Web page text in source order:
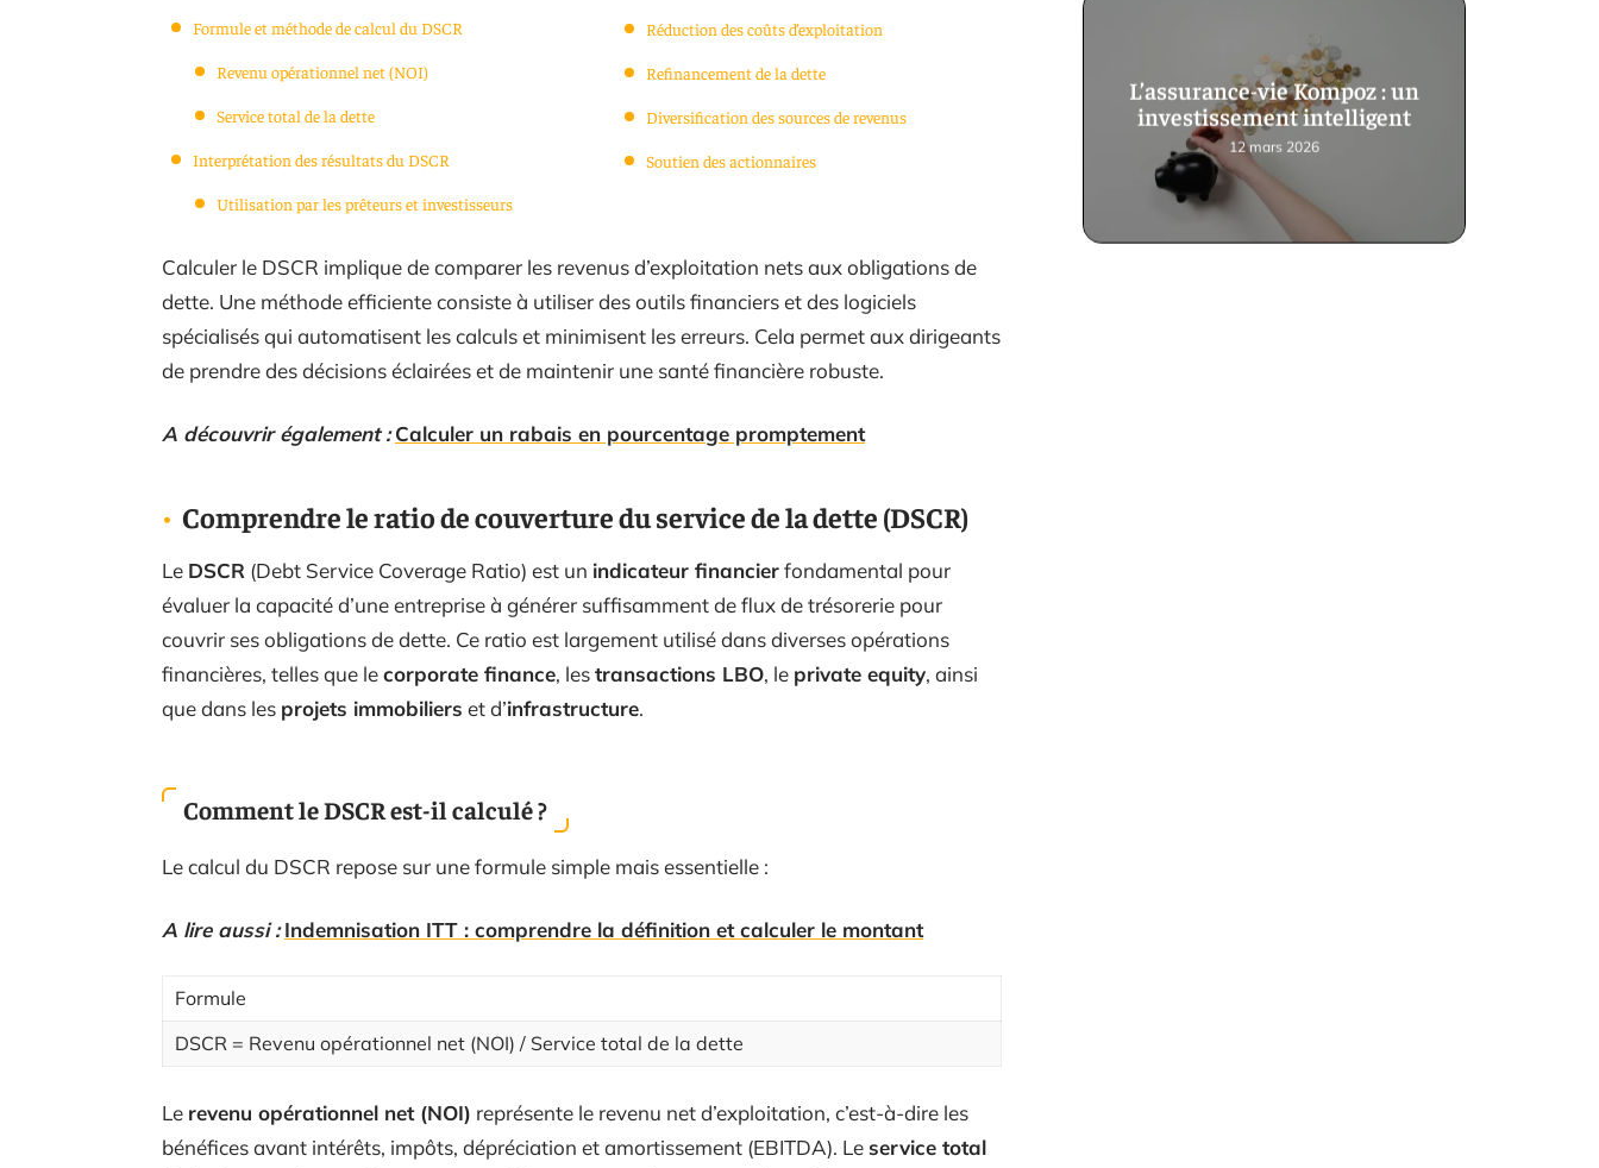
Formule et méthode de calcul du DSCR
Revenu opérationnel net (NOI)
Service total de la dette
Interprétation des résultats du DSCR
Utilisation par les prêteurs et investisseurs
Réduction des coûts d’exploitation
Refinancement de la dette
Diversification des sources de revenus
Soutien des actionnaires
Calculer le DSCR implique de comparer les revenus d’exploitation nets aux obligations de
dette. Une méthode efficiente consiste à utiliser des outils financiers et des logiciels
spécialisés qui automatisent les calculs et minimisent les erreurs. Cela permet aux dirigeants
de prendre des décisions éclairées et de maintenir une santé financière robuste.
A découvrir également : Calculer un rabais en pourcentage promptement
Comprendre le ratio de couverture du service de la dette (DSCR)
Le DSCR (Debt Service Coverage Ratio) est un indicateur financierfondamental pour
évaluer la capacité d’une entreprise à générer suffisamment de flux de trésorerie pour
couvrir ses obligations de dette. Ce ratio est largement utilisé dans diverses opérations
financières, telles que lecorporate finance, lestransactions LBO, le private equity, ainsi
que dans les projets immobiliers et d’infrastructure.
Comment le DSCR est-il calculé ?
Le calcul du DSCR repose sur une formule simple mais essentielle :
A lire aussi : Indemnisation ITT : comprendre la définition et calculer le montant
Formule
DSCR = Revenu opérationnel net (NOI) / Service total de la dette
Le revenu opérationnel net (NOI) représente le revenu net d’exploitation, c’est-à-dire les
bénéfices avant intérêts, impôts, dépréciation et amortissement (EBITDA). Leservice total
L’assurance-vie Kompoz : un
investissement intelligent
12 mars 2026